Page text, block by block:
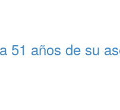
51 años de su